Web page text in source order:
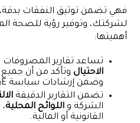
لشركتك، وتوفير رؤية للصحة
أهميتها:
تساعد تقارير المصروفات
الاحتيال وتأكد من أن
وضمن إرشادات سياسة T&E الخاصة بالشركة.
تضمن التقارير الدقيقة
الشركة واللوائح المحلية
القانونية أو المالية.